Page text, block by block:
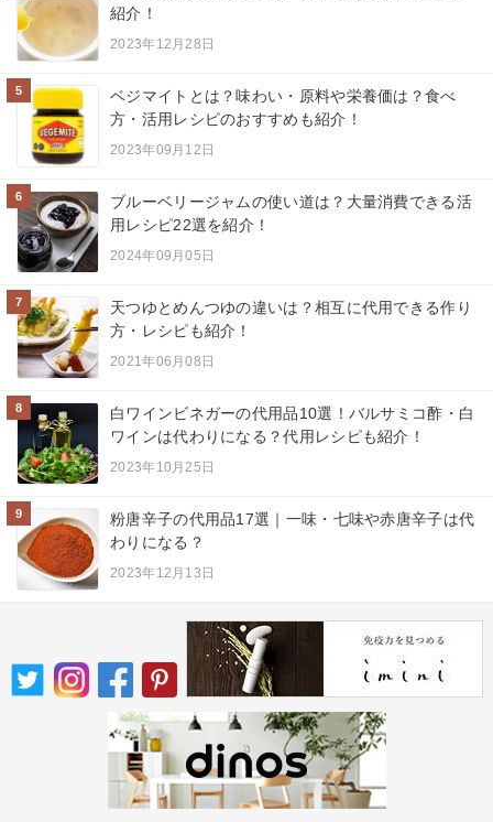
紹介！
2023年12月28日
5
ベジマイトとは？味わい・原料や栄養価は？食べ
方・活用レシピのおすすめも紹介！
2023年09月12日
6
ブルーベリージャムの使い道は？大量消費できる活
用レシピ22選を紹介！
2024年09月05日
7
天つゆとめんつゆの違いは？相互に代用できる作り
方・レシピも紹介！
2021年06月08日
8
白ワインビネガーの代用品10選！バルサミコ酢・白
ワインは代わりになる？代用レシピも紹介！
2023年10月25日
9
粉唐辛子の代用品17選｜一味・七味や赤唐辛子は代
わりになる？
2023年12月13日